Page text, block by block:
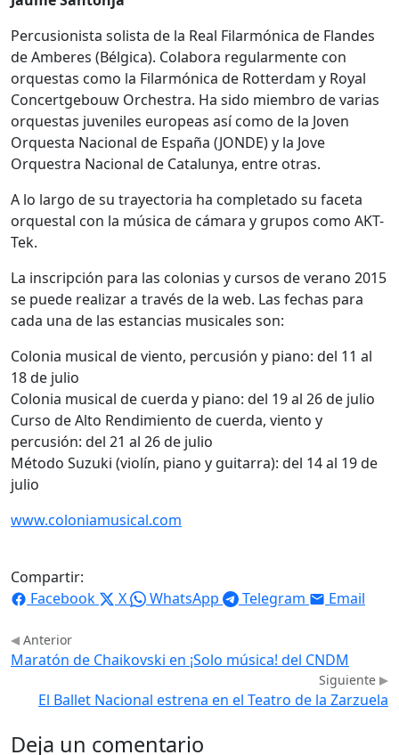
Percusionista solista de la Real Filarmónica de Flandes
de Amberes (Bélgica). Colabora regularmente con
orquestas como la Filarmónica de Rotterdam y Royal
Concertgebouw Orchestra. Ha sido miembro de varias
orquestas juveniles europeas así como de la Joven
Orquesta Nacional de España (JONDE) y la Jove
Orquestra Nacional de Catalunya, entre otras.
A lo largo de su trayectoria ha completado su faceta
orquestal con la música de cámara y grupos como AKT-
Tek.
La inscripción para las colonias y cursos de verano 2015
se puede realizar a través de la web. Las fechas para
cada una de las estancias musicales son:
Colonia musical de viento, percusión y piano: del 11 al
18 de julio
Colonia musical de cuerda y piano: del 19 al 26 de julio
Curso de Alto Rendimiento de cuerda, viento y
percusión: del 21 al 26 de julio
Método Suzuki (violín, piano y guitarra): del 14 al 19 de
julio
www.coloniamusical.com
Compartir:
Facebook
X WhatsApp Telegram Email
Anterior
Maratón de Chaikovski en ¡Solo música! del CNDM
Siguiente
El Ballet Nacional estrena en el Teatro de la Zarzuela
Deja un comentario